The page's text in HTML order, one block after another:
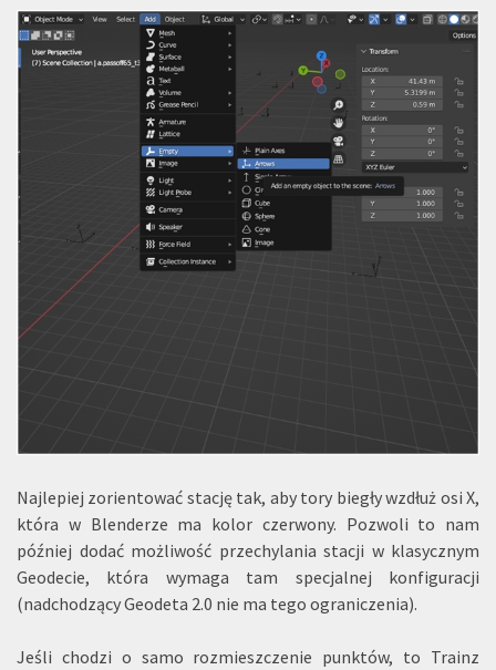
Najlepiej zorientować stację tak, aby tory biegły wzdłuż osi X,
która w Blenderze ma kolor czerwony. Pozwoli to nam
później dodać możliwość przechylania stacji w klasycznym
Geodecie, która wymaga tam specjalnej konfiguracji
(nadchodzący Geodeta 2.0 nie ma tego ograniczenia).
Jeśli chodzi o samo rozmieszczenie punktów, to Trainz